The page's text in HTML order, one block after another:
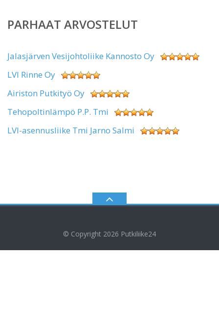
PARHAAT ARVOSTELUT
Jalasjärven Vesijohtoliike Kannosto Oy
LVI Rinne Oy
Airiston Putkityö Oy
Tehopoltinlämpö P.P. Tmi
LVI-asennusliike Tmi Jarno Salmi
© Copyright 2026 Putkiliike24